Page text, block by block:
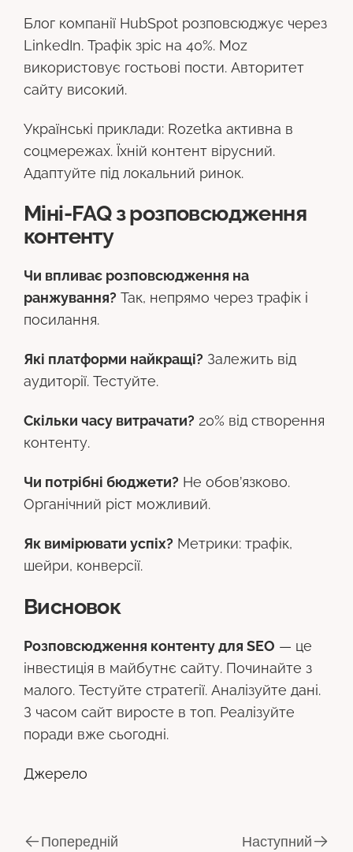
Блог компанії HubSpot розповсюджує через
LinkedIn. Трафік зріс на 40%. Moz
використовує гостьові пости. Авторитет
сайту високий.
Українські приклади: Rozetka активна в
соцмережах. Їхній контент вірусний.
Адаптуйте під локальний ринок.
Міні-FAQ з розповсюдження
контенту
Чи впливає розповсюдження на
ранжування? Так, непрямо через трафік і
посилання.
Які платформи найкращі? Залежить від
аудиторії. Тестуйте.
Скільки часу витрачати? 20% від створення
контенту.
Чи потрібні бюджети? Не обов’язково.
Органічний ріст можливий.
Як вимірювати успіх? Метрики: трафік,
шейри, конверсії.
Висновок
Розповсюдження контенту для SEO — це
інвестиція в майбутнє сайту. Починайте з
малого. Тестуйте стратегії. Аналізуйте дані.
З часом сайт виросте в топ. Реалізуйте
поради вже сьогодні.
Джерело
Попередній Наступний